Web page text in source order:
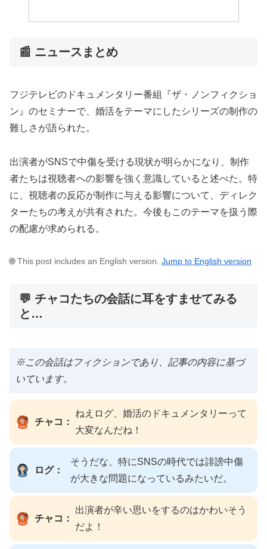
📰 ニュースまとめ
フジテレビのドキュメンタリー番組『ザ・ノンフィクショ
ン』のセミナーで、婚活をテーマにしたシリーズの制作の
難しさが語られた。
出演者がSNSで中傷を受ける現状が明らかになり、制作
者たちは視聴者への影響を強く意識していると述べた。特
に、視聴者の反応が制作に与える影響について、ディレク
ターたちの考えが共有された。今後もこのテーマを扱う際
の配慮が求められる。
🌐 This post includes an English version. Jump to English version
💬 チャコたちの会話に耳をすませてみる
と…
※この会話はフィクションであり、記事の内容に基づ
いています。
チャコ：
ねえログ、婚活のドキュメンタリーって
大変なんだね！
ログ：
そうだな、特にSNSの時代では誹謗中傷
が大きな問題になっているみたいだ。
チャコ：
出演者が辛い思いをするのはかわいそう
だよ！